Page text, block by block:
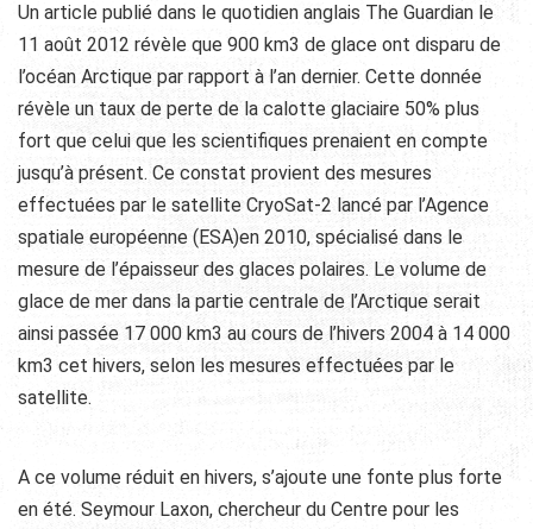
Un article publié dans le quotidien anglais The Guardian le
11 août 2012 révèle que 900 km3 de glace ont disparu de
l’océan Arctique par rapport à l’an dernier. Cette donnée
révèle un taux de perte de la calotte glaciaire 50% plus
fort que celui que les scientifiques prenaient en compte
jusqu’à présent. Ce constat provient des mesures
effectuées par le satellite CryoSat-2 lancé par l’Agence
spatiale européenne (ESA)en 2010, spécialisé dans le
mesure de l’épaisseur des glaces polaires. Le volume de
glace de mer dans la partie centrale de l’Arctique serait
ainsi passée 17 000 km3 au cours de l’hivers 2004 à 14 000
km3 cet hivers, selon les mesures effectuées par le
satellite.
A ce volume réduit en hivers, s’ajoute une fonte plus forte
en été. Seymour Laxon, chercheur du Centre pour les